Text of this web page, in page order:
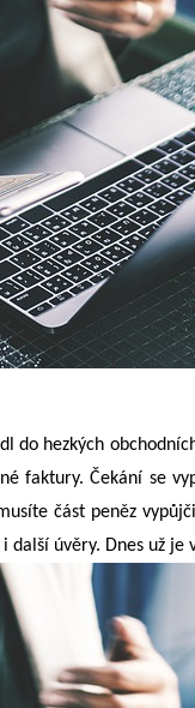
do hezkých
faktury. Čekání se
část peněz
úvěry. Dnes už